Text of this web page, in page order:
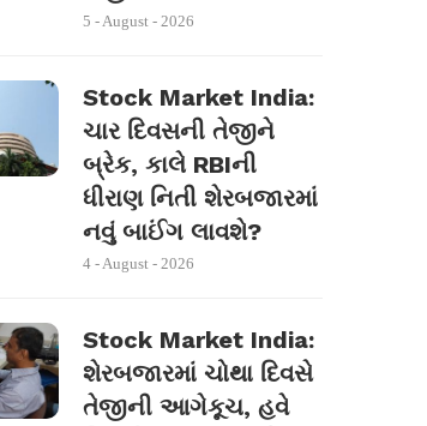
5 - August - 2026
Stock Market India:
ચાર દિવસની તેજીને
બ્રેક, કાલે RBIની
ધીરાણ નિતી શેરબજારમાં
નવું બાઈંગ લાવશે?
4 - August - 2026
Stock Market India:
શેરબજારમાં ચોથા દિવસે
તેજીની આગેકૂચ, હવે